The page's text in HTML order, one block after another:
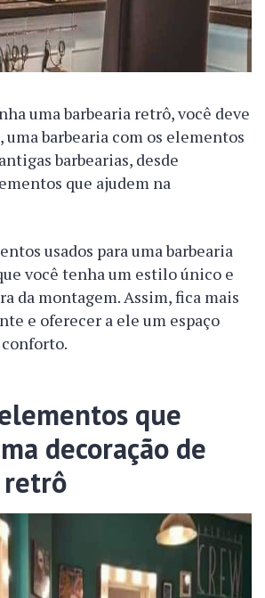
uma barbearia retrô, você deve
uma barbearia com os elementos
barbearias, desde
que ajudem na
usados para uma barbearia
você tenha um estilo único e
da montagem. Assim, fica mais
e oferecer a ele um espaço
que
decoração de
retrô